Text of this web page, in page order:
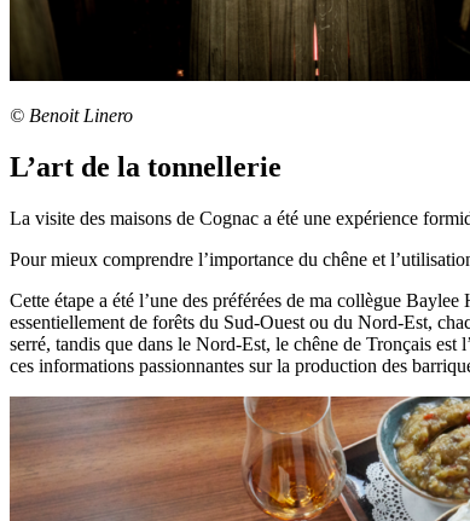
© Benoit Linero
L’art de la tonnellerie
La visite des maisons de Cognac a été une expérience
Pour mieux comprendre l’importance du chêne et
Cette étape a été l’une des préférées de ma collègue
essentiellement de forêts du Sud-Ouest ou du Nord-Est,
serré, tandis que dans le Nord-Est, le chêne de Tronçais
ces informations passionnantes sur la production des